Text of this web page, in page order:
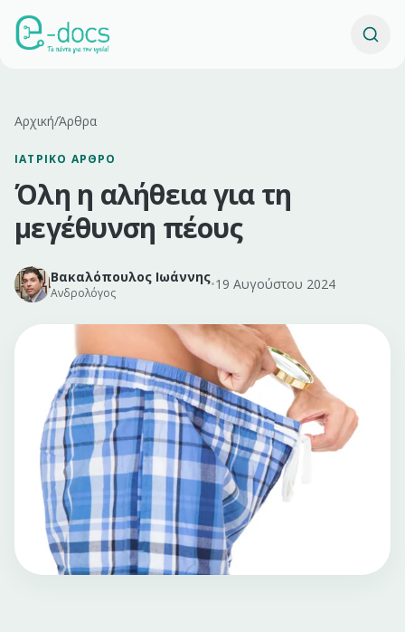
Αρχική/Άρθρα
ΙΑΤΡΙΚΌ ΆΡΘΡΟ
Όλη η αλήθεια για τη
μεγέθυνση πέους
Βακαλόπουλος Ιωάννης
Ανδρολόγος
•19 Αυγούστου 2024